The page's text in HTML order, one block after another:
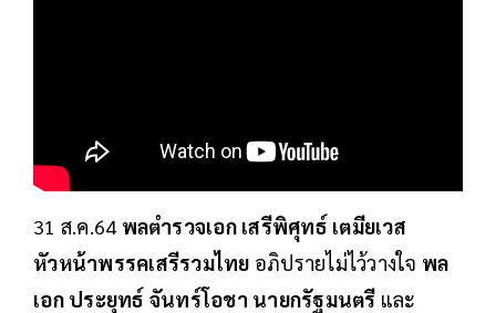
31 ส.ค.64 พลตำรวจเอก เสรีพิศุทธ์ เตมียเวส
หัวหน้าพรรคเสรีรวมไทย อภิปรายไม่ไว้วางใจ พล
เอก ประยุทธ์ จันทร์โอชา นายกรัฐมนตรี และ